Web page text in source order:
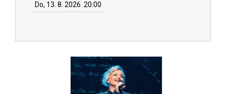
Do, 13. 8. 2026 20:00